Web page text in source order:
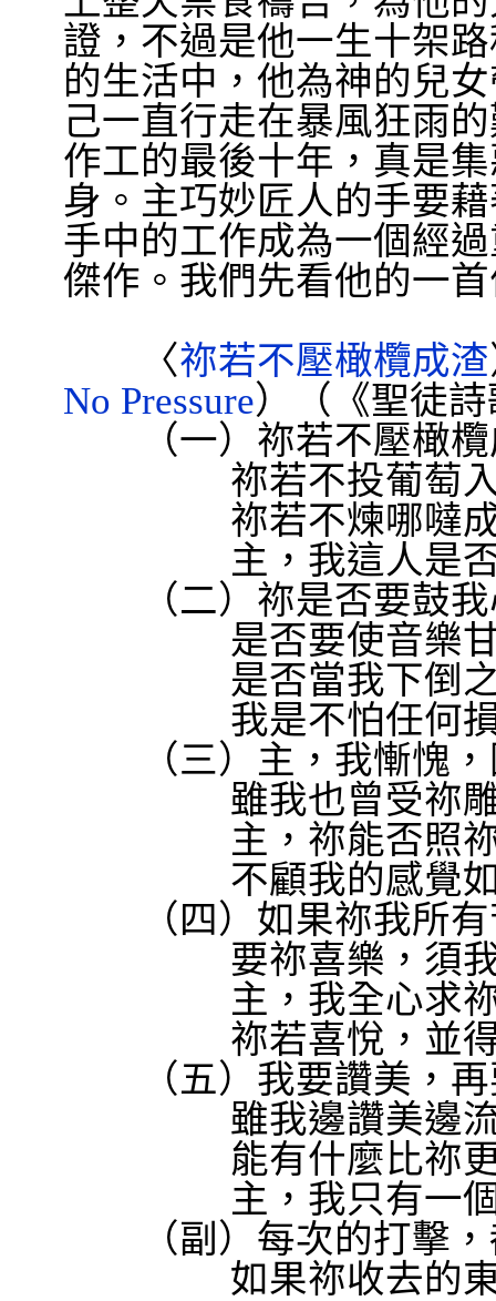
證，不過是他一生十架
的生活中，他為神的兒
己一直行走在暴風狂雨
作工的最後十年，真是
身。主巧妙匠人的手要
手中的工作成為一個經
傑作。我們先看他的一
〈祢若不壓橄欖成渣
No Pressure）（《聖徒
（一）祢若不壓橄欖
祢若不投葡萄
祢若不煉哪噠
主，我這人是
（二）祢是否要鼓我
是否要使音樂
是否當我下倒
我是不怕任何
（三）主，我慚愧，
雖我也曾受祢
主，祢能否照
不顧我的感覺
（四）如果祢我所有
要祢喜樂，須
主，我全心求
祢若喜悅，並
（五）我要讚美，再
雖我邊讚美邊
能有什麼比祢
主，我只有一
（副）每次的打擊，
如果祢收去的